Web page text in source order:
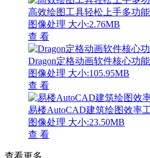
高效绘图工具轻松上手多功
图像处理 大小:2.76MB
查 看
Dragon定格动画软件核心功
图像处理 大小:105.95MB
查 看
易楼AutoCAD建筑绘图效率工
图像处理 大小:23.50MB
查 看